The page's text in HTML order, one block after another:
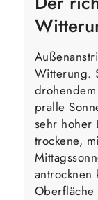
Witterung.
pralle
sehr hoher
trockene,
Oberfläche